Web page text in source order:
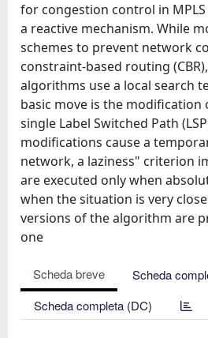
for congestion control in
a reactive mechanism. While
schemes to prevent network
constraint-based routing
algorithms use a local search
basic move is the
single Label Switched Path
modifications cause a
network, a laziness" criterion
are executed only when
when the situation is very
versions of the algorithm are
one
Scheda breve
Scheda
Scheda completa (DC)